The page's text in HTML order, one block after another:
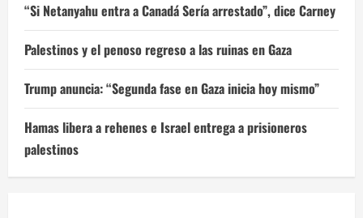
“Si Netanyahu entra a Canadá Sería arrestado”, dice Carney
Palestinos y el penoso regreso a las ruinas en Gaza
Trump anuncia: “Segunda fase en Gaza inicia hoy mismo”
Hamas libera a rehenes e Israel entrega a prisioneros
palestinos